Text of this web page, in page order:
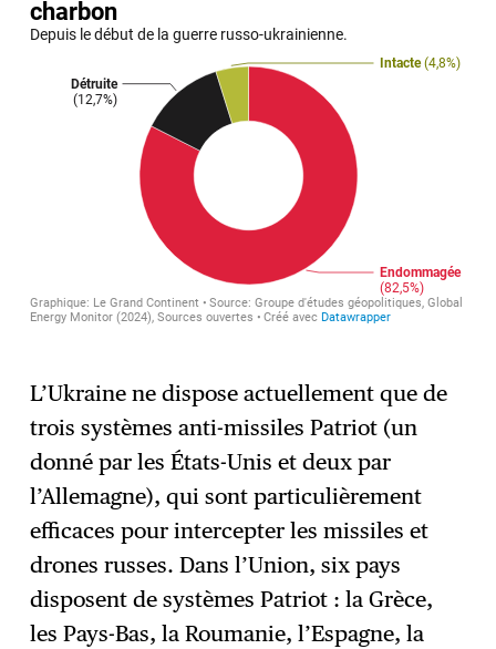
L’Ukraine ne dispose actuellement que de
trois systèmes anti-missiles Patriot (un
donné par les États-Unis et deux par
l’Allemagne), qui sont particulièrement
efficaces pour intercepter les missiles et
drones russes. Dans l’Union, six pays
disposent de systèmes Patriot : la Grèce,
les Pays-Bas, la Roumanie, l’Espagne, la